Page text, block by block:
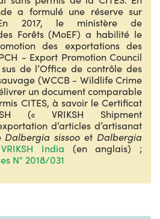
a formulé une réserve sur
2017, le ministère de
Forêts (MoEF) a habilité le
des exportations des
- Export Promotion Council
de l’Office de contrôle des
(WCCB - Wildlife Crime
un document comparable
CITES, à savoir le Certificat
(« VRIKSH Shipment
d’articles d’artisanat
Dalbergia sissoo et Dalbergia
VRIKSH India (en anglais) ;
N° 2018/031